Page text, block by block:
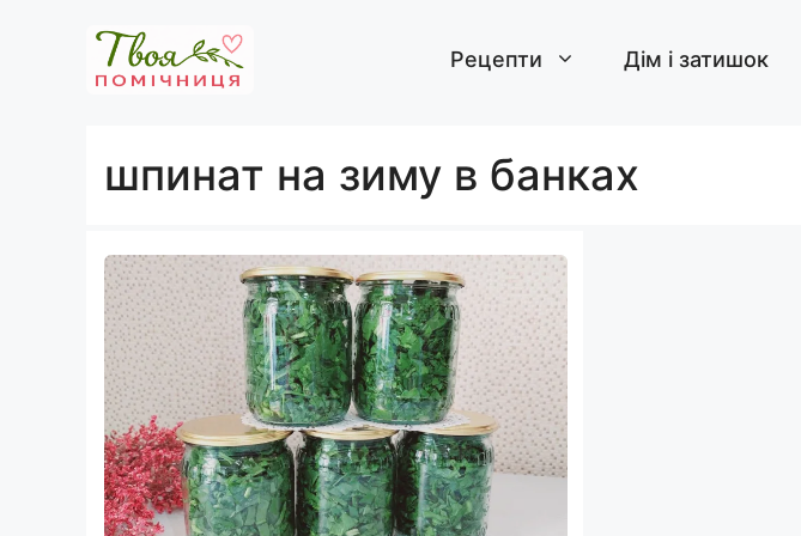
Рецепти Дім і затишок
шпинат на зиму в банках